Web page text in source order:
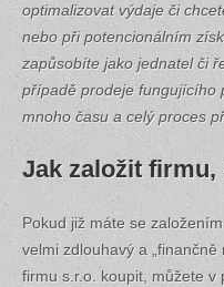
optimalizovat výdaje či
nebo při potencionálním
zapůsobíte jako jednatel či
případě prodeje fungujícího
mnoho času a celý proces
Jak založit firmu,
Pokud již máte se
velmi zdlouhavý a
firmu s.r.o. koupit, můžete